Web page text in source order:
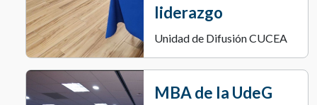
liderazgo
Unidad de Difusión CUCEA
MBA de la UdeG